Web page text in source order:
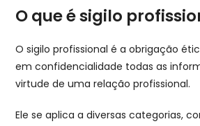
O que é sigilo
O sigilo profissional é a obrigação
em confidencialidade todas as
virtude de uma relação profissional.
Ele se aplica a diversas categorias,